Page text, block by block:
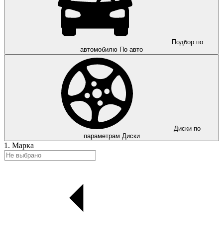
Подбор по
автомобилю По авто
Диски по
параметрам Диски
1. Марка